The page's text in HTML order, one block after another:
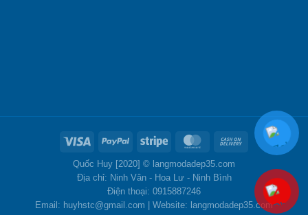
Quốc Huy [2020] © langmodadep35.com
Địa chỉ: Ninh Vân - Hoa Lư - Ninh Bình
Điện thoại: 0915887246
Email: huyhstc@gmail.com | Website: langmodadep35.com